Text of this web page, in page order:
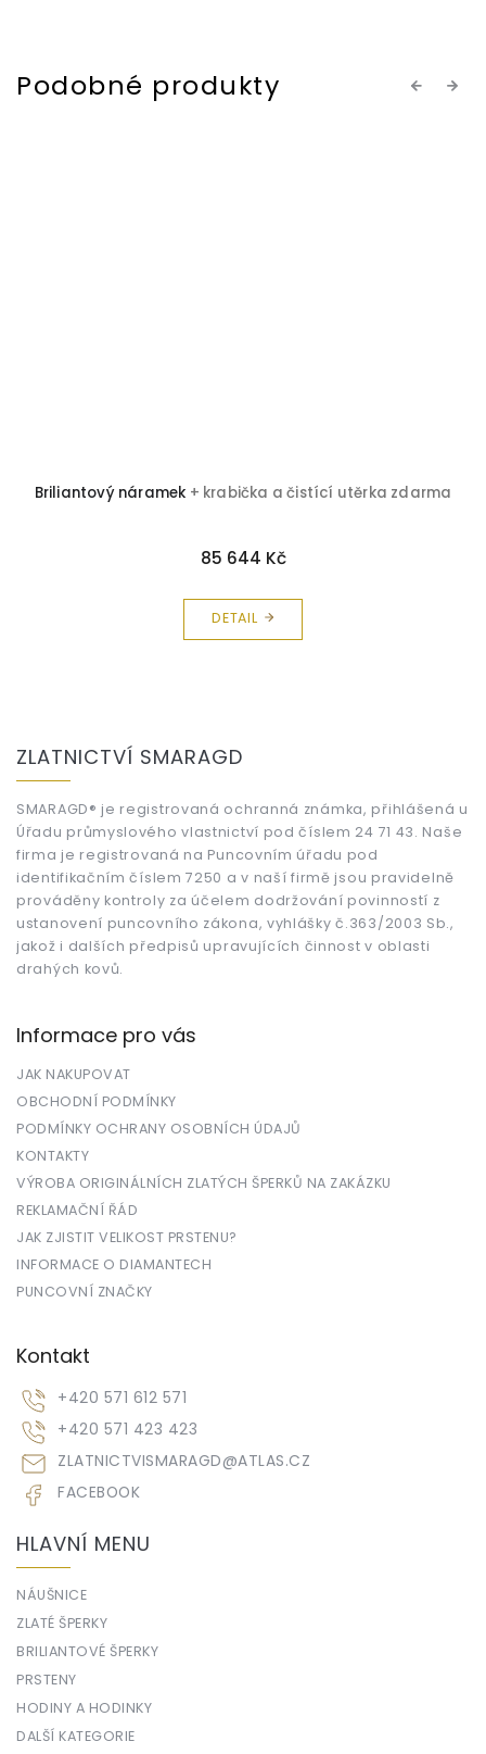
Previous
Briliantový náramek + krabička a čistící utěrka zdarma
85 644 Kč
DETAIL
Next
ZLATNICTVÍ SMARAGD
SMARAGD® je registrovaná ochranná známka, přihlášená u
Úřadu průmyslového vlastnictví pod číslem 24 71 43. Naše
firma je registrovaná na Puncovním úřadu pod
identifikačním číslem 7250 a v naší firmě jsou pravidelně
prováděny kontroly za účelem dodržování povinností z
ustanovení puncovního zákona, vyhlášky č.363/2003 Sb.,
jakož i dalších předpisů upravujících činnost v oblasti
drahých kovů.
Informace pro vás
JAK NAKUPOVAT
OBCHODNÍ PODMÍNKY
PODMÍNKY OCHRANY OSOBNÍCH ÚDAJŮ
KONTAKTY
VÝROBA ORIGINÁLNÍCH ZLATÝCH ŠPERKŮ NA ZAKÁZKU
REKLAMAČNÍ ŘÁD
JAK ZJISTIT VELIKOST PRSTENU?
INFORMACE O DIAMANTECH
PUNCOVNÍ ZNAČKY
Kontakt
ZLATNICTVISMARAGD@ATLAS.CZ
+420 571 612 571
+420 571 423 423
FACEBOOK
HLAVNÍ MENU
NÁUŠNICE
ZLATÉ ŠPERKY
BRILIANTOVÉ ŠPERKY
PRSTENY
HODINY A HODINKY
DALŠÍ KATEGORIE